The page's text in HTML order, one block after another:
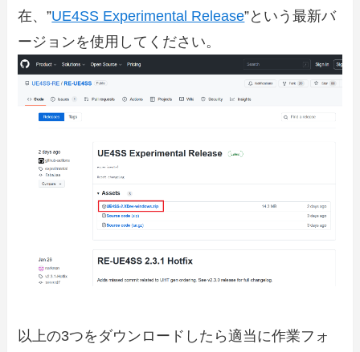
在、”UE4SS Experimental Release”という最新バ
ージョンを使用してください。
以上の3つをダウンロードしたら適当に作業フォ